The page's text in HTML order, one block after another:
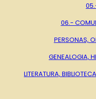
06.-
PERSONAS,
GENEALOGIA,
LITERATURA,